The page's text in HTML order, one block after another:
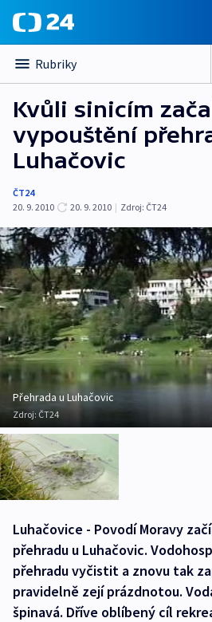
Rubriky
Kvůli sinicím
vypouštění
Luhačovic
ČT24
20. 9. 2010
20. 9. 2010 | Zdroj: ČT24
Přehrada u Luhačovic
Zdroj: ČT24
Luhačovice - Povodí Moravy
přehradu u Luhačovic.
přehradu vyčistit a znovu tak
pravidelně zejí prázdnotou.
špinavá. Dříve oblíbený cíl